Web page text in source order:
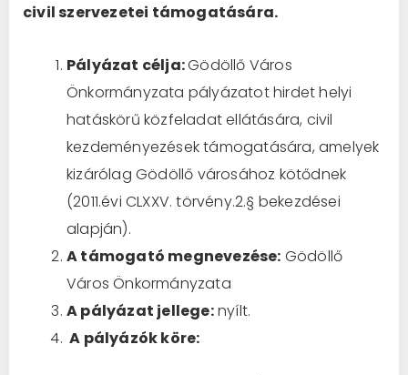
civil szervezetei támogatására.
Pályázat célja:Gödöllő Város
Önkormányzata pályázatot hirdet helyi
hatáskörű közfeladat ellátására, civil
kezdeményezések támogatására, amelyek
kizárólag Gödöllő városához kötődnek
(2011.évi CLXXV. törvény.2.§ bekezdései
alapján).
A támogató megnevezése: Gödöllő
Város Önkormányzata
A pályázat jellege:nyílt.
A pályázók köre: